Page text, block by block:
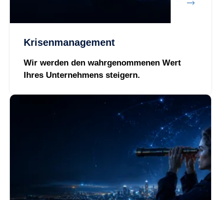
Krisenmanagement
Wir werden den wahrgenommenen Wert
Ihres Unternehmens steigern.